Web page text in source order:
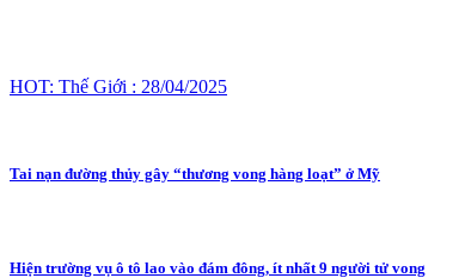
HOT: Thế Giới : 28/04/2025
Tai nạn đường thủy gây “thương vong hàng loạt” ở Mỹ
Hiện trường vụ ô tô lao vào đám đông, ít nhất 9 người tử vong